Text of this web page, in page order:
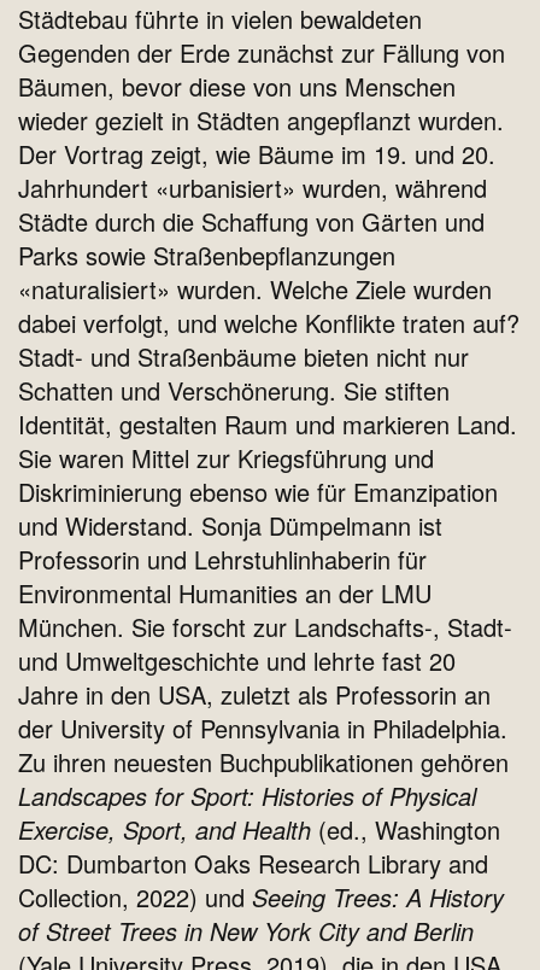
Städtebau führte in vielen bewaldeten
Gegenden der Erde zunächst zur Fällung von
Bäumen, bevor diese von uns Menschen
wieder gezielt in Städten angepflanzt wurden.
Der Vortrag zeigt, wie Bäume im 19. und 20.
Jahrhundert «urbanisiert» wurden, während
Städte durch die Schaffung von Gärten und
Parks sowie Straßenbepflanzungen
«naturalisiert» wurden. Welche Ziele wurden
dabei verfolgt, und welche Konflikte traten auf?
Stadt- und Straßenbäume bieten nicht nur
Schatten und Verschönerung. Sie stiften
Identität, gestalten Raum und markieren Land.
Sie waren Mittel zur Kriegsführung und
Diskriminierung ebenso wie für Emanzipation
und Widerstand. Sonja Dümpelmann ist
Professorin und Lehrstuhlinhaberin für
Environmental Humanities an der LMU
München. Sie forscht zur Landschafts-, Stadt-
und Umweltgeschichte und lehrte fast 20
Jahre in den USA, zuletzt als Professorin an
der University of Pennsylvania in Philadelphia.
Zu ihren neuesten Buchpublikationen gehören
Landscapes for Sport: Histories of Physical
Exercise, Sport, and Health (ed., Washington
DC: Dumbarton Oaks Research Library and
Collection, 2022) und Seeing Trees: A History
of Street Trees in New York City and Berlin